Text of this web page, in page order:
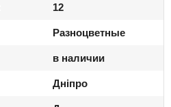
12
Разноцветные
в наличии
Дніпро